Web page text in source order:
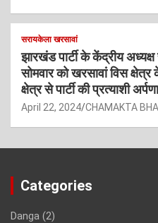
सरायकेला खरसावां
झारखंड पार्टी के केंद्रीय
सोमवार को खरसावां विस
क्षेत्र से पार्टी की प्रत्याशी
April 22, 2024 CHAMAKTA
Categories
Danga (2)